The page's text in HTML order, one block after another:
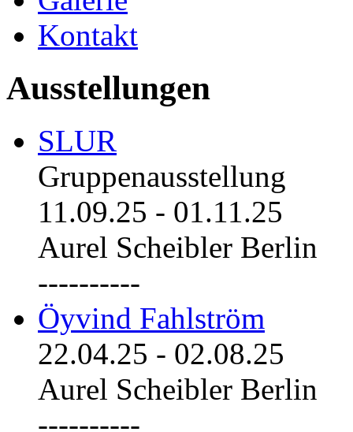
Kontakt
Ausstellungen
SLUR
Gruppenausstellung
11.09.25 - 01.11.25
Aurel Scheibler Berlin
----------
Öyvind Fahlström
22.04.25 - 02.08.25
Aurel Scheibler Berlin
----------